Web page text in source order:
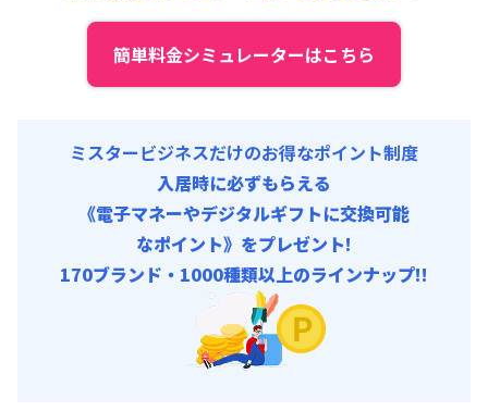
簡単料金シミュレーターはこちら
ミスタービジネスだけのお得なポイント制度
入居時に必ずもらえる
《電子マネーやデジタルギフトに交換可能
なポイント》をプレゼント!
170ブランド・1000種類以上のラインナップ!!